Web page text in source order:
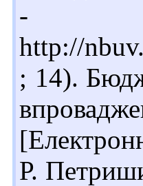
-
http://
; 14).
Р.